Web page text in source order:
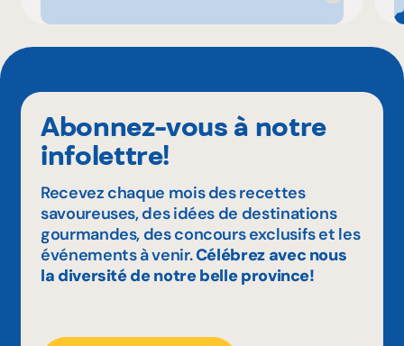
Abonnez-vous à notre
infolettre!
Recevez chaque mois des recettes
savoureuses, des idées de destinations
gourmandes, des concours exclusifs et les
événements à venir.Célébrez avec nous
la diversité de notre belle province!